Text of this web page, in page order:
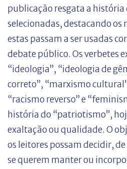
publicação resgata a história
selecionadas, destacando os
estas passam a ser usadas
debate público. Os verbetes
“ideologia”, “ideologia de
correto”, “marxismo
“racismo reverso” e
história do “patriotismo”,
exaltação ou qualidade. O
os leitores possam decidir,
se querem manter ou